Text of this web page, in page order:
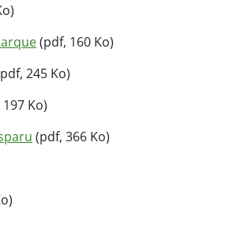
(pdf, 160 Ko)
245 Ko)
Ko)
(pdf, 366 Ko)